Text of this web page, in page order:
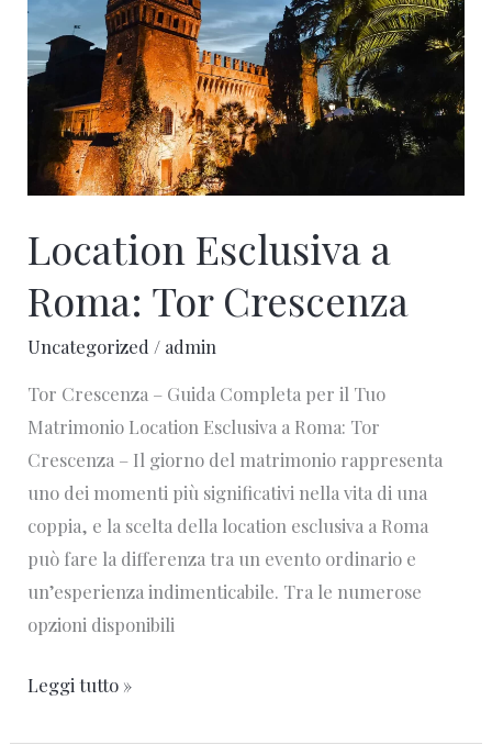
Location Esclusiva a
Roma: Tor Crescenza
Uncategorized / admin
Tor Crescenza – Guida Completa per il Tuo
Matrimonio Location Esclusiva a Roma: Tor
Crescenza – Il giorno del matrimonio rappresenta
uno dei momenti più significativi nella vita di una
coppia, e la scelta della location esclusiva a Roma
può fare la differenza tra un evento ordinario e
un’esperienza indimenticabile. Tra le numerose
opzioni disponibili
a
Roma:
Crescenza
Leggi tutto »